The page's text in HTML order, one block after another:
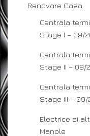
Renovare Casa
Centrala
Stage I – 09/
Centrala
Stage II – 09/
Centrala
Stage III – 09/
Electrice si
Manole